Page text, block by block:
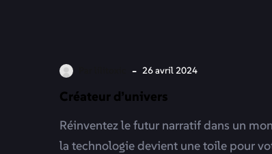
- 26 avril 2024
Créateur d’univers
Réinventez le futur narratif dans un
la technologie devient une toile pour